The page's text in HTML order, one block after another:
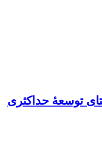
توسعۀ حداکثری